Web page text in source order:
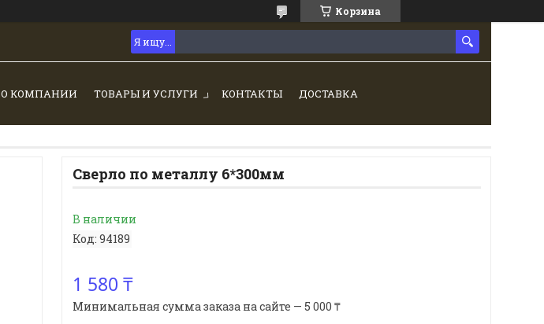
Корзина
О КОМПАНИИ ТОВАРЫ И УСЛУГИ КОНТАКТЫ ДОСТАВКА
Сверло по металлу 6*300мм
В наличии
Код: 94189
1 580 ₸
Минимальная сумма заказа на сайте — 5 000 ₸